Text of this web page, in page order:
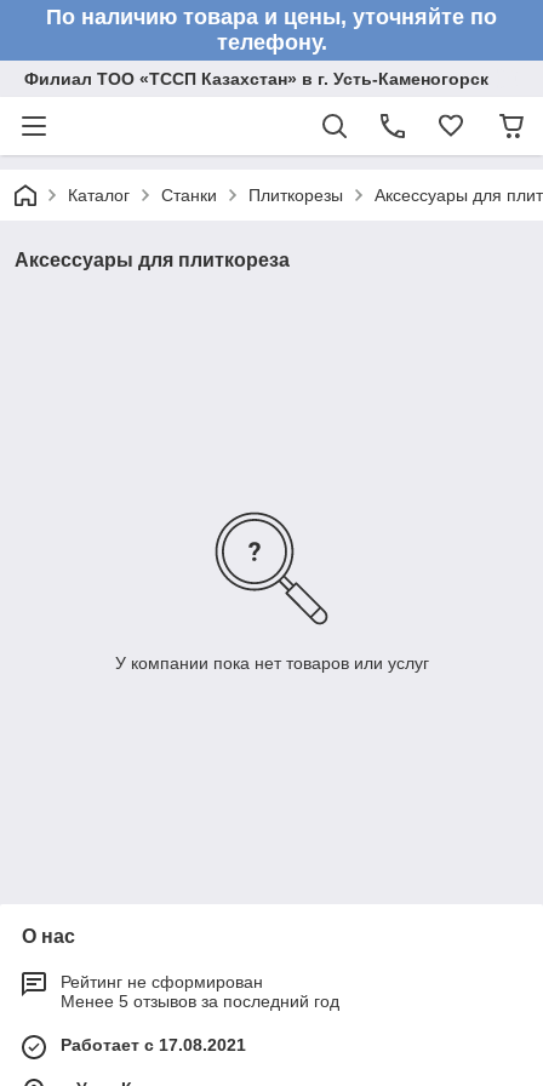
По наличию товара и цены, уточняйте по
телефону.
Филиал ТОО «ТССП Казахстан» в г. Усть-Каменогорск
Каталог Станки Плиткорезы Аксессуары для
Аксессуары для плиткореза
У компании пока нет товаров или услуг
О нас
Рейтинг не сформирован
Менее 5 отзывов за последний год
Работает с 17.08.2021